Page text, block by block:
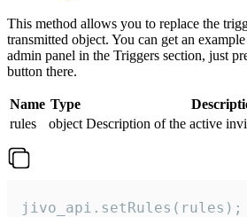
This method allows you to replace the
transmitted object. You can get an
admin panel in the Triggers section, just
button there.
Name Type
rules
object Description of the active
jivo_api.setRules(rules);